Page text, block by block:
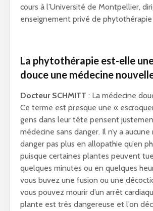
cours à l’Université de Montpellier,
enseignement privé de phytothérapie
La phytothérapie est-elle
douce une médecine
Docteur SCHMITT : La médecine
Ce terme est presque une «
gens dans leur tête pensent
médecine sans danger. Il n’y a
danger pas plus en allopathie qu’en
puisque certaines plantes peuvent
quelques minutes ou en quelques
vous buvez une fusion ou une
vous pouvez mourir d’un arrêt
plante est très dangereuse et l’on